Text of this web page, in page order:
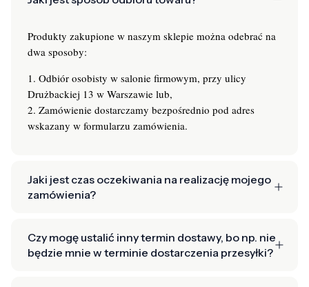
Produkty zakupione w naszym sklepie można odebrać na
dwa sposoby:
1. Odbiór osobisty w salonie firmowym, przy ulicy
Drużbackiej 13 w Warszawie lub,
2. Zamówienie dostarczamy bezpośrednio pod adres
wskazany w formularzu zamówienia.
Jaki jest czas oczekiwania na realizację mojego
zamówienia?
Czy mogę ustalić inny termin dostawy, bo np. nie
będzie mnie w terminie dostarczenia przesyłki?